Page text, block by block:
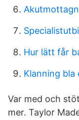
Hur lätt får
Klanning bla
Var med och
mer. Taylor